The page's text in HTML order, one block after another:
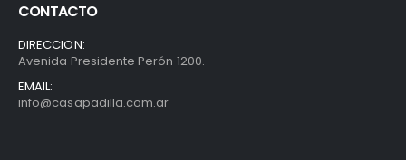
CONTACTO
DIRECCION:
Avenida Presidente Perón 1200.
EMAIL:
info@casapadilla.com.ar